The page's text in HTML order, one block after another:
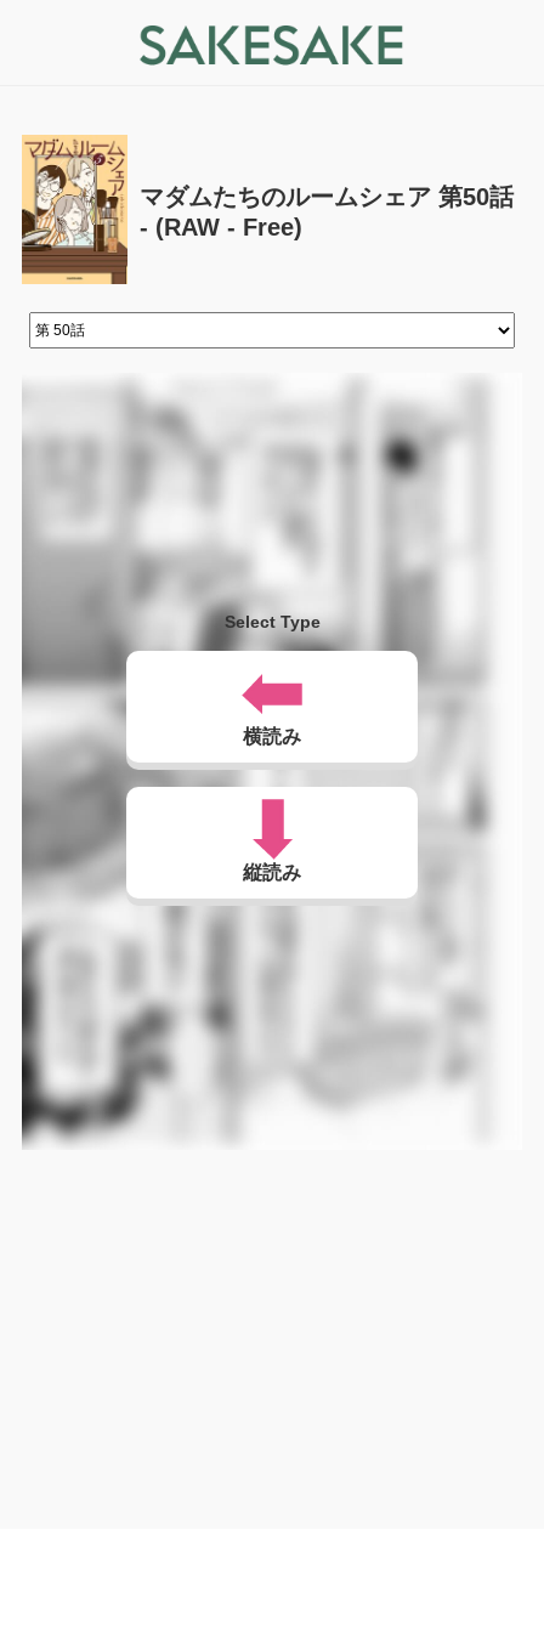
マダムたちのルームシェア 第50話
- (RAW - Free)
Select Type
横読み
縦読み